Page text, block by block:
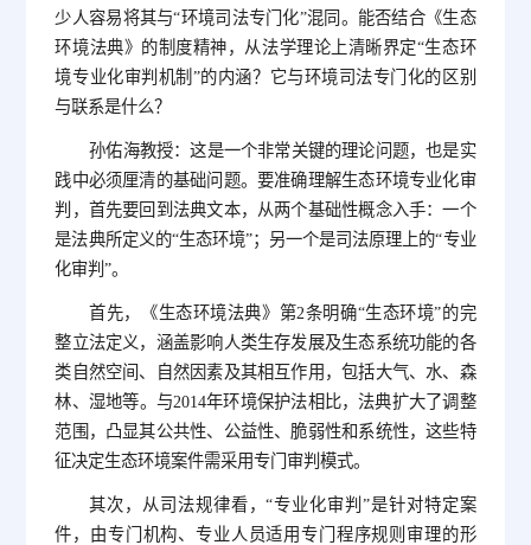
少人容易将其与“环境司法专门化”混同。能否结合《生态
环境法典》的制度精神，从法学理论上清晰界定“生态环
境专业化审判机制”的内涵？它与环境司法专门化的区别
与联系是什么？
孙佑海教授：这是一个非常关键的理论问题，也是实
践中必须厘清的基础问题。要准确理解生态环境专业化审
判，首先要回到法典文本，从两个基础性概念入手：一个
是法典所定义的“生态环境”；另一个是司法原理上的“专业
化审判”。
首先，《生态环境法典》第2条明确“生态环境”的完
整立法定义，涵盖影响人类生存发展及生态系统功能的各
类自然空间、自然因素及其相互作用，包括大气、水、森
林、湿地等。与2014年环境保护法相比，法典扩大了调整
范围，凸显其公共性、公益性、脆弱性和系统性，这些特
征决定生态环境案件需采用专门审判模式。
其次，从司法规律看，“专业化审判”是针对特定案
件，由专门机构、专业人员适用专门程序规则审理的形